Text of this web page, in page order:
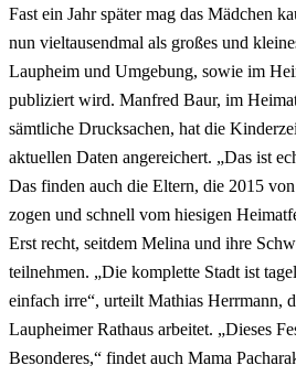
Fast ein Jahr später mag das Mädchen
nun vieltausendmal als großes und
Laupheim und Umgebung, sowie im
publiziert wird. Manfred Baur, im
sämtliche Drucksachen, hat die
aktuellen Daten angereichert. „Das ist
Das finden auch die Eltern, die 2015
zogen und schnell vom hiesigen
Erst recht, seitdem Melina und ihre
teilnehmen. „Die komplette Stadt ist
einfach irre“, urteilt Mathias Herrmann,
Laupheimer Rathaus arbeitet. „Dieses
Besonderes,“ findet auch Mama